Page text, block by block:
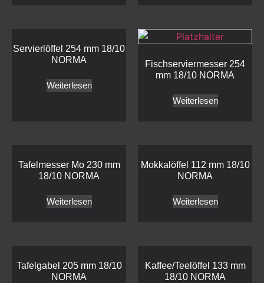
Servierlöffel 254 mm 18/10
NORMA
Weiterlesen
Fischserviermesser 254
mm 18/10 NORMA
Weiterlesen
Tafelmesser Mo 230 mm
18/10 NORMA
Weiterlesen
Mokkalöffel 112 mm 18/10
NORMA
Weiterlesen
Tafelgabel 205 mm 18/10
NORMA
Kaffee/Teelöffel 133 mm
18/10 NORMA